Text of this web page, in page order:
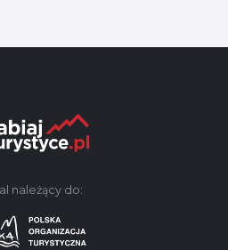
należący do: